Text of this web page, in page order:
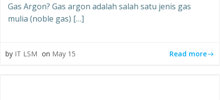
Gas Argon? Gas argon adalah salah satu jenis gas
mulia (noble gas) […]
by IT LSM on May 15 Read more